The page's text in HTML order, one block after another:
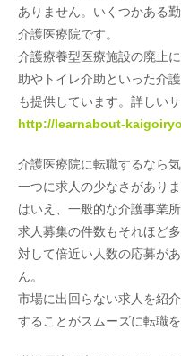
ありません。いくつかある
介護医療院です。
介護療養型医療施設の廃止
助やトイレ介助といった介
も提供しています。詳しい
http://learnabout-
介護医療院に転職するなら
一つに求人の少なさがあり
はいえ、一般的な介護事業
求人募集の件数もそれほど
対して倍近い人数の応募が
ん。
市場に出回らない求人を紹
することがスムーズに転職